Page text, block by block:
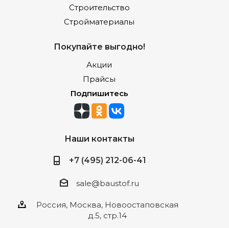
Строительство
Стройматериалы
Покупайте выгодно!
Акции
Прайсы
Подпишитесь
Наши контакты
+7 (495) 212-06-41
sale@baustof.ru
Россия, Москва, Новоостаповская
д.5, стр.14